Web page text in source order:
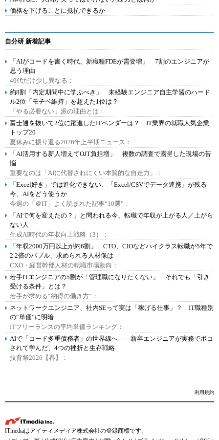
価格を下げることに抵抗できるか
自分研 新着記事
「AIがコードを書く時代、新職種FDEが需要増」 7割のエンジニアが
思う理由
40代だけ少し異なる：
約8割「内定期間中に学ぶべき」 未経験エンジニア自主学習のハード
ル2位「モチベ維持」を超えた1位は？
「やる必要ない」派の理由とは：
富士通を抜いて2位に躍進したITベンダーは？ IT業界の就職人気企業
トップ20
夏休みに振り返る2026年上半期ニュース：
「AI活用する新人増えてOJT負担増」 複数の調査で露呈した現場の苦
悩
重要なのは「AIに代替されにくい本質的な自走力」：
「Excel好き」では進化できない、「Excel/CSVでデータ連携」が残る
今、AIをどう使うか
今週の「＠IT」よく読まれた記事“10選”：
「AIで何を変えたの？」と問われる今、転職で年収が上がる人／上がら
ない人
生成AI時代の年収向上戦略（3）：
「年収2000万円以上が約6割」 CTO、CIOなどハイクラス転職が5年で
2.2倍のバブル、求められる人材像は
CXO・経営幹部人材の転職市場動向：
若手ITエンジニアの5割が「管理職になりたくない」 それでも「引き
受ける条件」とは？
若手が求める“納得の働き方”：
ネットワークエンジニア、社内SEって実は「稼げる仕事」？ IT職種別
の“単価”に明暗
ITフリーランスの平均単価ランキング：
AIで「コード多重債務者」の世界線へ――新卒エンジニアが実務でボコ
されて学んだ、4つの挫折と生存戦略
技育祭2026【春】：
利用規約
ITmediaはアイティメディア株式会社の登録商標です。